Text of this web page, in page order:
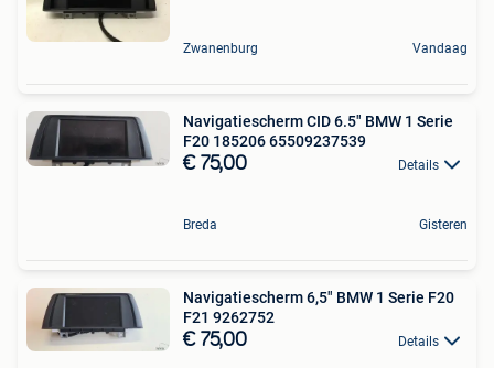
Zwanenburg Vandaag
Navigatiescherm CID 6.5" BMW 1 Serie
F20 185206 65509237539
€ 75,00 Details
Breda Gisteren
Navigatiescherm 6,5" BMW 1 Serie F20
F21 9262752
€ 75,00 Details